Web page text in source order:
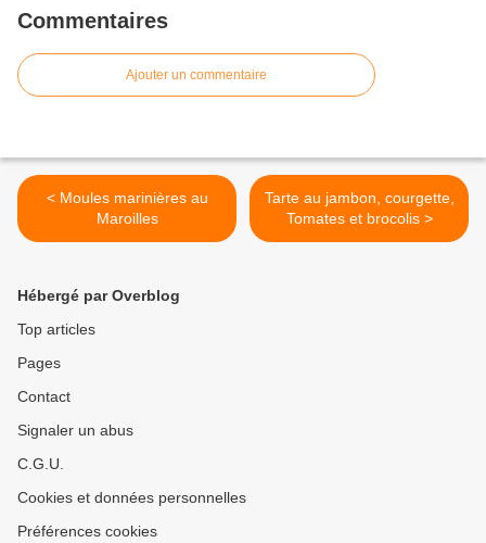
Commentaires
Ajouter un commentaire
< Moules marinières au
Maroilles
Tarte au jambon, courgette,
Tomates et brocolis >
Hébergé par Overblog
Top articles
Pages
Contact
Signaler un abus
C.G.U.
Cookies et données personnelles
Préférences cookies